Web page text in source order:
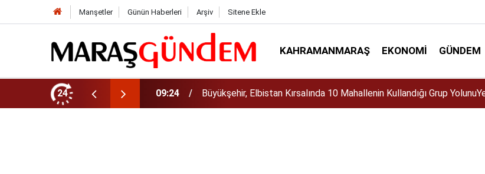
Manşetler Günün Haberleri Arşiv Sitene Ekle
KAHRAMANMARAŞ EKONOMI GÜNDEM
24
Grup YolunuYeniliyor! 09:12 Sonumuz Yakın mı?